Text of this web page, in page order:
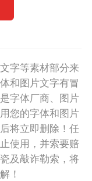
字等素材部分来
和图片文字有冒
字体厂商、图片
您的字体和图片
将立即删除！任
使用，并索要赔
及敲诈勒索，将
！